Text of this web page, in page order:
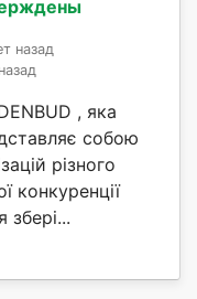
назад
, яка
собою
різного
конкуренції
збері...